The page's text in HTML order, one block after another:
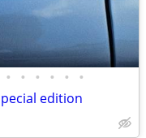
• • • • • •
edition